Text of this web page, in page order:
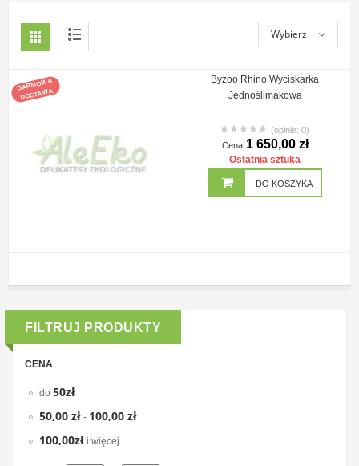
Wybierz
DARMOWA
DOSTAWA
Byzoo Rhino Wyciskarka
Jednoślimakowa
(opinie: 0)
Cena 1 650,00 zł
Ostatnia sztuka
DO KOSZYKA
FILTRUJ PRODUKTY
CENA
do 50zł
50,00 zł - 100,00 zł
100,00zł i więcej